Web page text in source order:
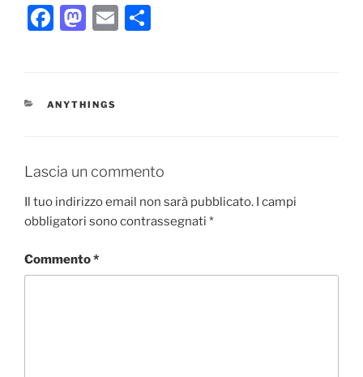
F
e
o
k
M
o
n
E
CATEGORIE
ANYTHINGS
Lascia un commento
Il tuo indirizzo email non sarà pubblicato. I campi
obbligatori sono contrassegnati *
Commento*